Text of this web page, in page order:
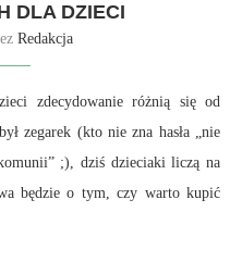
DLA DZIECI
Redakcja
zdecydowanie różnią się od
zegarek (kto nie zna hasła „nie
;), dziś dzieciaki liczą na
będzie o tym, czy warto kupić